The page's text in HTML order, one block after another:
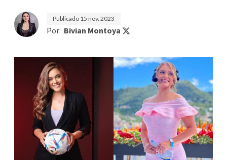
Publicado 15 nov. 2023
Por: Bivian Montoya